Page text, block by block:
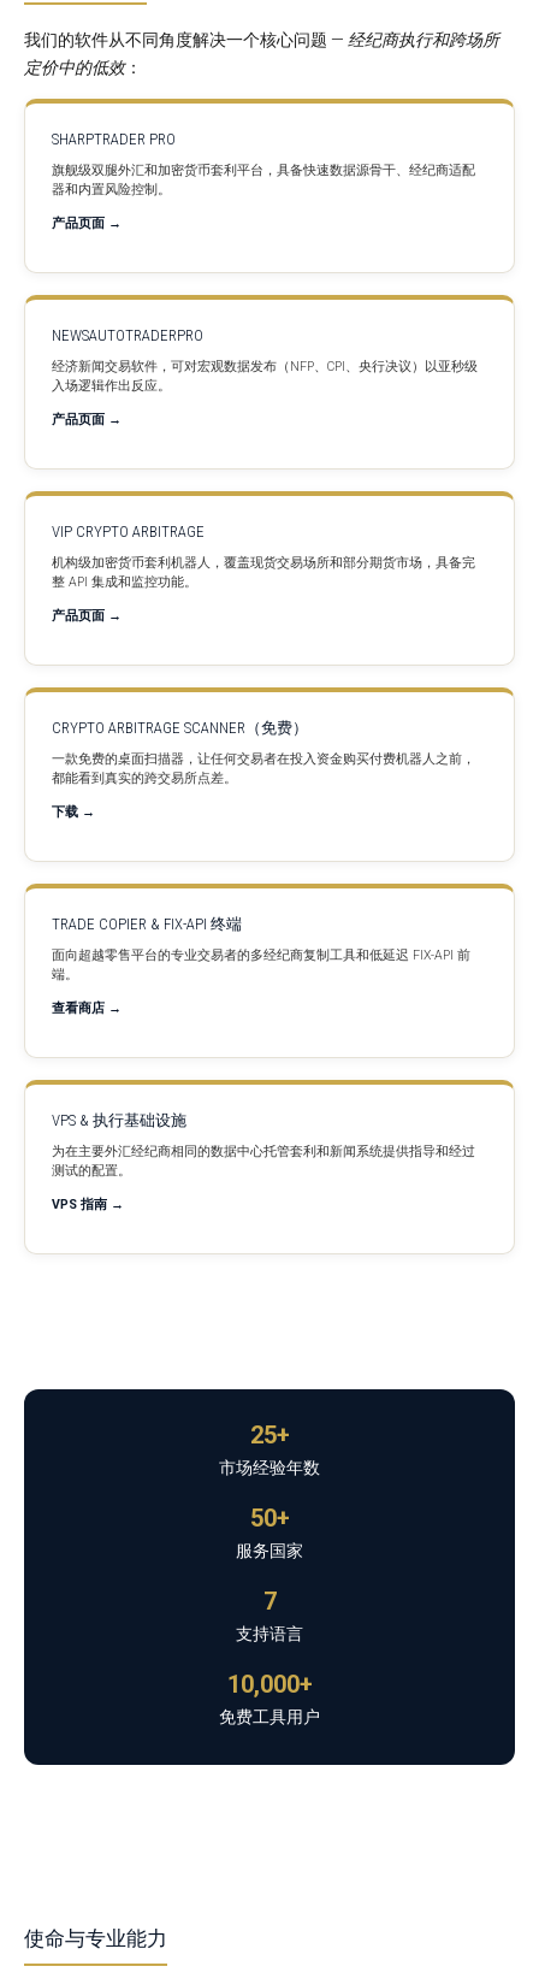
我们的软件从不同角度解决一个核心问题 — 经纪商执行和跨场所
定价中的低效：
SHARPTRADER PRO
旗舰级双腿外汇和加密货币套利平台，具备快速数据源骨干、经纪商适配
器和内置风险控制。
产品页面 →
NEWSAUTOTRADERPRO
经济新闻交易软件，可对宏观数据发布（NFP、CPI、央行决议）以亚秒级
入场逻辑作出反应。
产品页面 →
VIP CRYPTO ARBITRAGE
机构级加密货币套利机器人，覆盖现货交易场所和部分期货市场，具备完
整 API 集成和监控功能。
产品页面 →
CRYPTO ARBITRAGE SCANNER（免费）
一款免费的桌面扫描器，让任何交易者在投入资金购买付费机器人之前，
都能看到真实的跨交易所点差。
下载 →
TRADE COPIER & FIX-API 终端
面向超越零售平台的专业交易者的多经纪商复制工具和低延迟 FIX-API 前
端。
查看商店 →
VPS & 执行基础设施
为在主要外汇经纪商相同的数据中心托管套利和新闻系统提供指导和经过
测试的配置。
VPS 指南 →
25+
市场经验年数
50+
服务国家
7
支持语言
10,000+
免费工具用户
使命与专业能力